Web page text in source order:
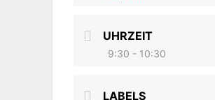
UHRZEIT
9:30 - 10:30
LABELS